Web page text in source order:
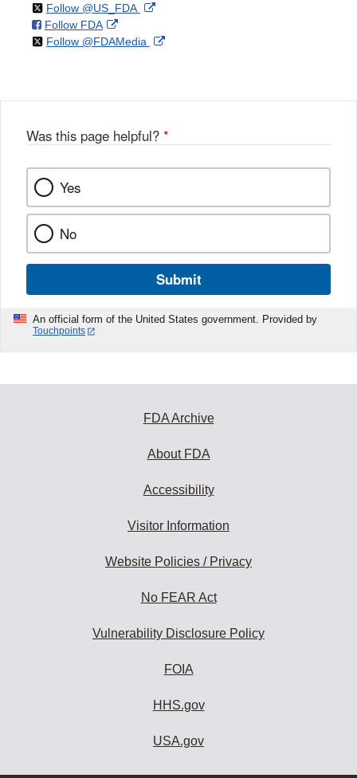
Follow @US_FDAon External
Disclaimer
Follow FDAon
Facebook
External
Link
Follow @FDAMedia on External
Was this page helpful? *
Yes
No
Submit
An official form of the United States government. Provided by
Touchpoints
FDA Archive
About FDA
Accessibility
Visitor Information
Website Policies / Privacy
No FEAR Act
Vulnerability Disclosure Policy
FOIA
HHS.gov
USA.gov